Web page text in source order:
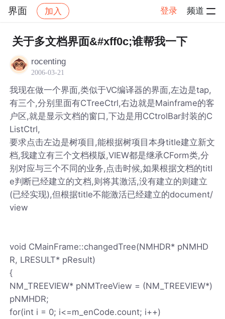
界面 加入 登录 频道
社区 界面 帖子详情
关于多文档界面&#xff0c;谁帮我一下
rocenting
2006-03-21
我现在做一个界面,类似于VC编译器的界面,左边是tap,
有三个,分别里面有CTreeCtrl,右边就是Mainframe的客
户区,就是显示文档的窗口,下边是用CCtrolBar封装的C
ListCtrl,
要求点击左边是树项目,能根据树项目本身title建立新文
档,我建立有三个文档模版,VIEW都是继承CForm类,分
别对应与三个不同的业务,点击时候,如果根据文档的titl
e判断已经建立的文档,则将其激活,没有建立的则建立
(已经实现),但根据title不能激活已经建立的document/
view
void CMainFrame::changedTree(NMHDR* pNMHD
R, LRESULT* pResult)
{
NM_TREEVIEW* pNMTreeView = (NM_TREEVIEW*)
pNMHDR;
for(int i = 0; i<=m_enCode.count; i++)